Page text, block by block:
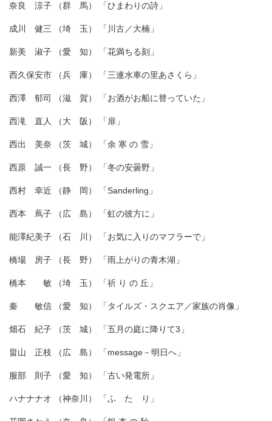
奈良 涼子 （群 馬） 「ひまわりの詩」
成川 健三 （埼 玉） 「川古／大楠」
新美 淑子 （愛 知） 「花満ちる刻」
西久保安市 （兵 庫） 「三連水車の里あさくら」
西澤 郁司 （滋 賀） 「お酒がお船に替っていた」
西滝 直人 （大 阪） 「扉」
西出 美奈 （茨 城） 「余 寒 の 雪」
西原 誠一 （長 野） 「冬の安曇野」
西村 幸近 （静 岡） 「Sanderling」
西本 蔦子 （広 島） 「虹の彼方に」
能澤紀美子 （石 川） 「お気に入りのマフラーで」
橋場 房子 （長 野） 「雨上がりの青木湖」
橋本 敏 （埼 玉） 「祈 り の 丘」
秦 敏信 （愛 知） 「タイルズ・スクエア／家族の肖像」
畑石 紀子 （茨 城） 「五月の庭に降りて3」
畠山 正枝 （広 島） 「message－明日へ」
服部 則子 （愛 知） 「古い発電所」
ハナナナオ （神奈川） 「ふ た り」